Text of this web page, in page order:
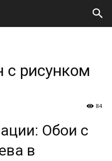
с рисунком
84
Обои с
в